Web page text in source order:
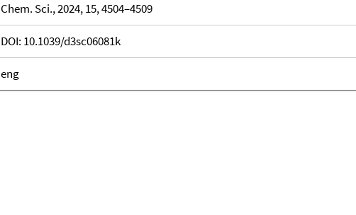
Chem. Sci., 2024, 15, 4504–4509
DOI: 10.1039/d3sc06081k
eng